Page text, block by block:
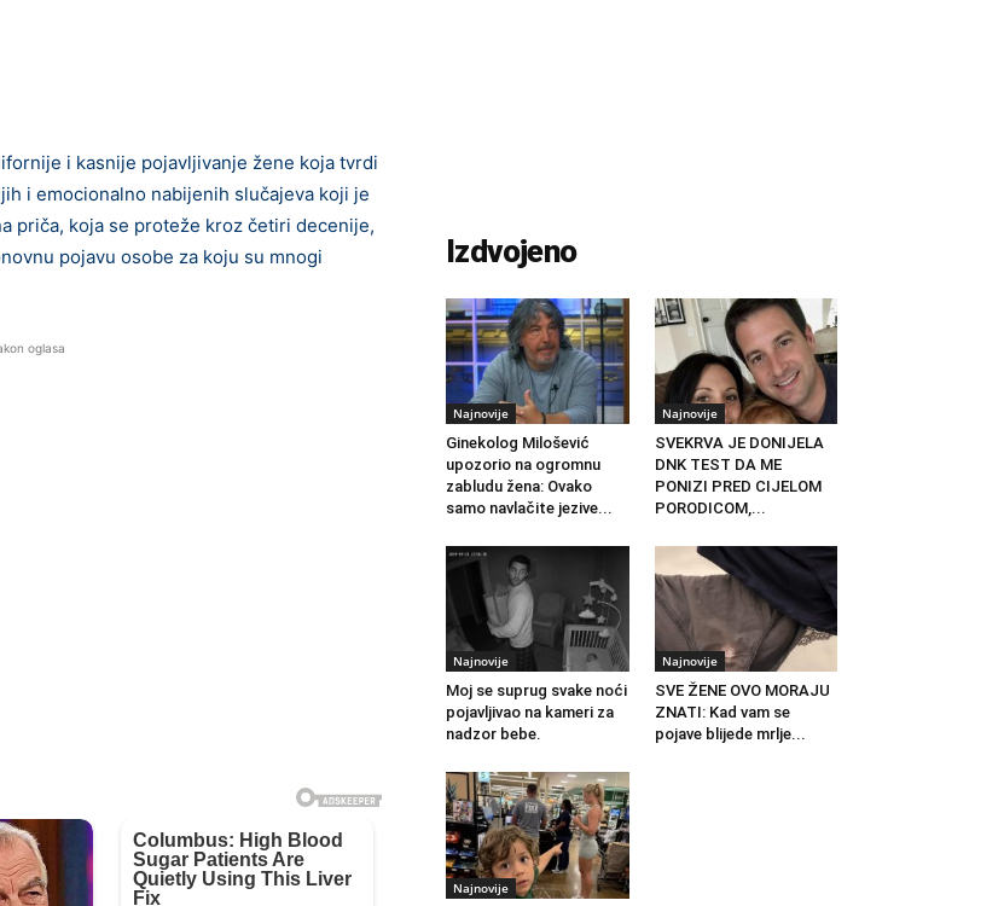
i kasnije pojavljivanje žene koja tvrdi
i emocionalno nabijenih slučajeva koji je
priča, koja se proteže kroz četiri decenije,
pojavu osobe za koju su mnogi
oglasa
Izdvojeno
Najnovije
Ginekolog Milošević
upozorio na ogromnu
zabludu žena: Ovako
samo navlačite jezive...
Najnovije
SVEKRVA JE DONIJELA
DNK TEST DA ME
PONIZI PRED CIJELOM
PORODICOM,...
Najnovije
Moj se suprug svake noći
pojavljivao na kameri za
nadzor bebe.
Najnovije
SVE ŽENE OVO MORAJU
ZNATI: Kad vam se
pojave blijede mrlje...
Najnovije